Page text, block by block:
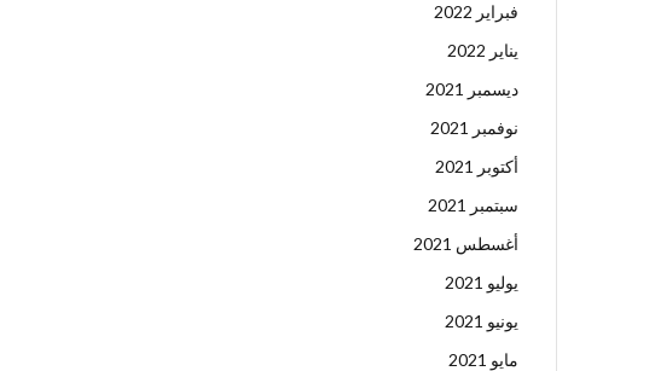
فبراير 2022
يناير 2022
ديسمبر 2021
نوفمبر 2021
أكتوبر 2021
سبتمبر 2021
أغسطس 2021
يوليو 2021
يونيو 2021
مايو 2021